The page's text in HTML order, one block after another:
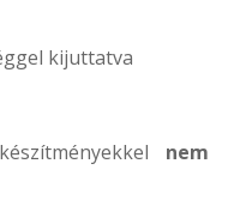
kijuttatva
nem